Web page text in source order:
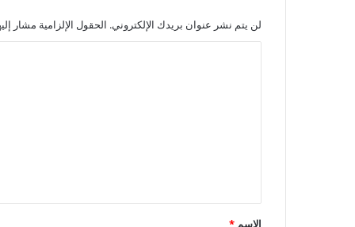
لن يتم نشر عنوان بريدك الإلكتروني. الحقول الإلزامية مشار
*